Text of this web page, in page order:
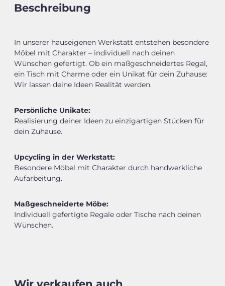
Beschreibung
In unserer hauseigenen Werkstatt entstehen besondere
Möbel mit Charakter – individuell nach deinen
Wünschen gefertigt. Ob ein maßgeschneidertes Regal,
ein Tisch mit Charme oder ein Unikat für dein Zuhause:
Wir lassen deine Ideen Realität werden.
Persönliche Unikate:
Realisierung deiner Ideen zu einzigartigen Stücken für
dein Zuhause.
Upcycling in der Werkstatt:
Besondere Möbel mit Charakter durch handwerkliche
Aufarbeitung.
Maßgeschneiderte Möbe:
Individuell gefertigte Regale oder Tische nach deinen
Wünschen.